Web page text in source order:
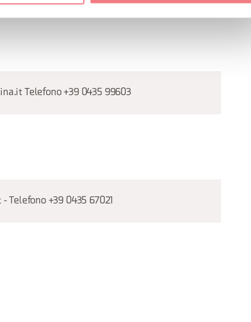
Telefono +39 0435 99603
+39 0435 67021